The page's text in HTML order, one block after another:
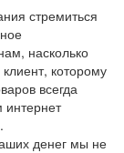
стремиться
насколько
которому
всегда
денег мы не